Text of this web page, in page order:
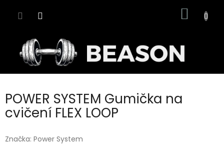
KOŠÍK
POWER SYSTEM Gumička na
cvičení FLEX LOOP
Značka: Power System